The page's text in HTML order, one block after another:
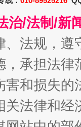
治/法制/新
、法规，
，承担法
害和损失
关法律和